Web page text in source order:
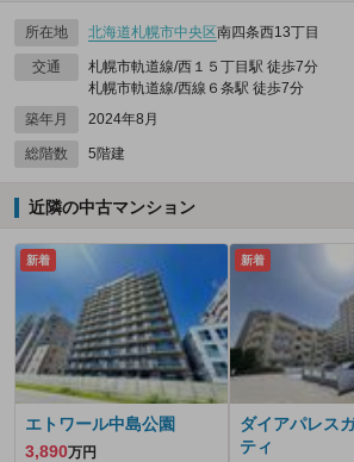
所在地 北海道札幌市中央区南四条西13丁目
交通
札幌市軌道線/西１５丁目駅 徒歩7分
札幌市軌道線/西線６条駅 徒歩7分
築年月
2024年8月
総階数 5階建
近隣の中古マンション
新着
エトワール中島公園
3,890万円
新着
ダイアパレス
ティ